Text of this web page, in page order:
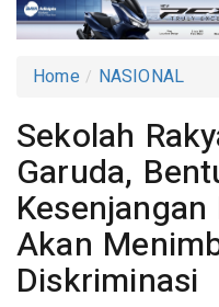
Home NASIONAL
Sekolah
Garuda,
Akan
Diskriminasi